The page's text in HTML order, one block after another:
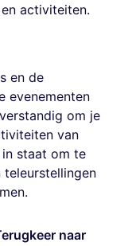
activiteiten.
en de
evenementen
om je
van
staat om te
naar